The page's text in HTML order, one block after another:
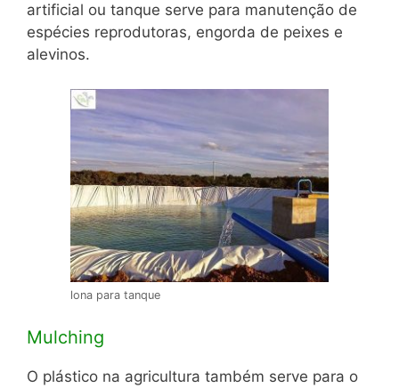
artificial ou tanque serve para manutenção de
espécies reprodutoras, engorda de peixes e
alevinos.
lona para tanque
Mulching
O plástico na agricultura também serve para o